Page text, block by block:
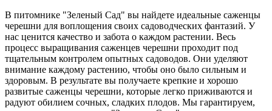
В питомнике "Зеленый Сад" вы найдете идеальные саженцы
черешни для воплощения своих садоводческих фантазий. У
нас ценится качество и забота о каждом растении. Весь
процесс выращивания саженцев черешни проходит под
тщательным контролем опытных садоводов. Они уделяют
внимание каждому растению, чтобы оно было сильным и
здоровым. В результате вы получаете крепкие и хорошо
развитые саженцы черешни, которые легко приживаются и
радуют обилием сочных, сладких плодов. Мы гарантируем,